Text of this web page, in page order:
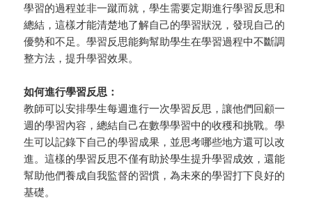
學習的過程並非一蹴而就，學生需要定期進行學習反思和
總結，這樣才能清楚地了解自己的學習狀況，發現自己的
優勢和不足。學習反思能夠幫助學生在學習過程中不斷調
整方法，提升學習效果。
如何進行學習反思：
教師可以安排學生每週進行一次學習反思，讓他們回顧一
週的學習內容，總結自己在數學學習中的收穫和挑戰。學
生可以記錄下自己的學習成果，並思考哪些地方還可以改
進。這樣的學習反思不僅有助於學生提升學習成效，還能
幫助他們養成自我監督的習慣，為未來的學習打下良好的
基礎。